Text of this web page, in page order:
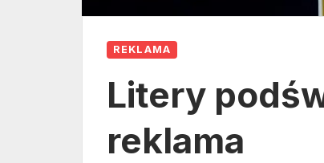
REKLAMA
Litery
reklama